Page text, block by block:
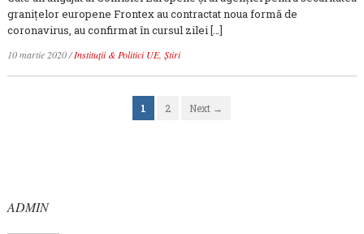
granițelor europene Frontex au contractat noua formă de
coronavirus, au confirmat în cursul zilei […]
10 martie 2020/Instituții & Politici UE, Știri
1 2 Next →
ADMIN